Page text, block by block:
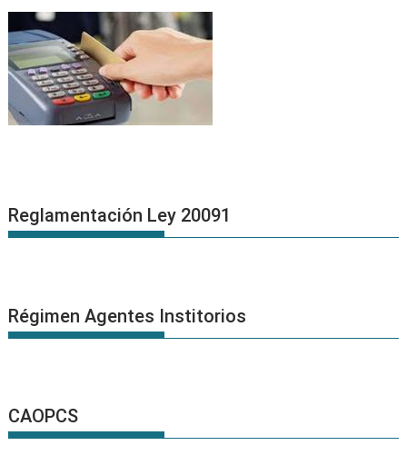
Reglamentación Ley 20091
Régimen Agentes Institorios
CAOPCS